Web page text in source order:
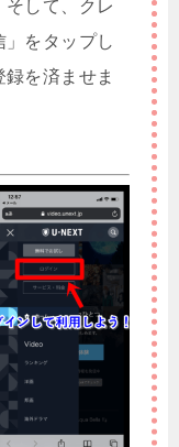
そして、クレ
」をタップし
を済ませま